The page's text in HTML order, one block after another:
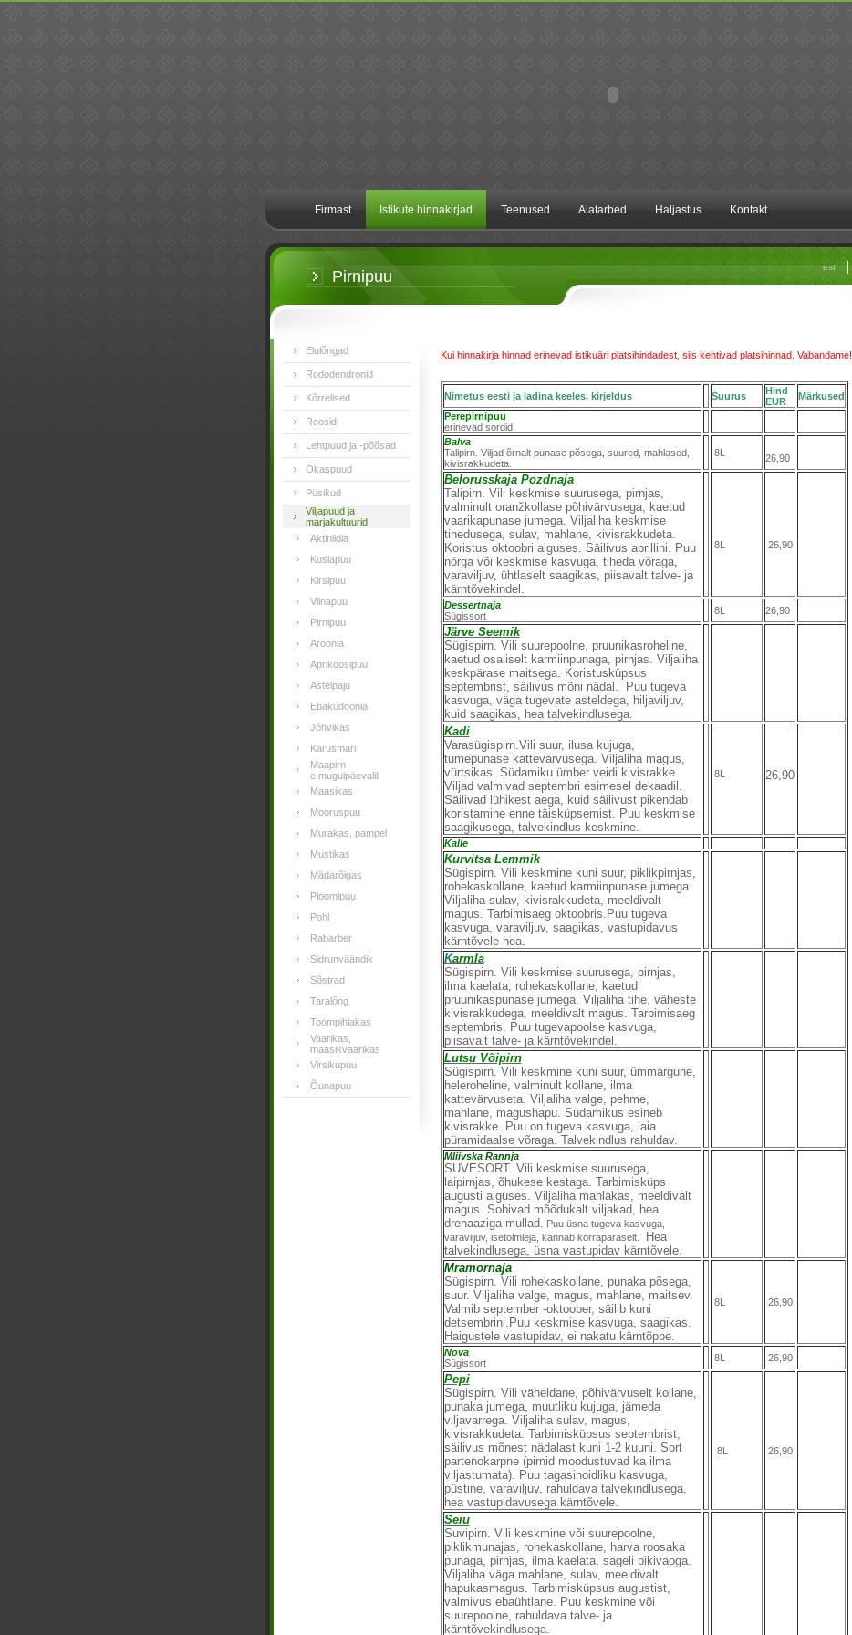
Firmast Istikute hinnakirjad Teenused Aiatarbed Haljastus Kontakt
Pirnipuu
est
Elulõngad
Rododendronid
Kõrrelised
Roosid
Lehtpuud ja -põõsad
Okaspuud
Püsikud
Viljapuud ja
marjakultuurid
Aktiniidia
Kuslapuu
Kirsipuu
Viinapuu
Pirnipuu
Aroonia
Aprikoosipuu
Astelpaju
Ebaküdoonia
Jõhvikas
Karusmari
Maapirn
e.mugulpäevalill
Maasikas
Mooruspuu
Murakas, pampel
Mustikas
Mädarõigas
Ploomipuu
Pohl
Rabarber
Sidrunväändik
Sõstrad
Taralõng
Toompihlakas
Vaarikas,
maasikvaarikas
Virsikupuu
Õunapuu
Kui hinnakirja hinnad erinevad istikuäri platsihindadest, siis kehtivad platsihinnad. Vabandame!
Nimetus eesti ja ladina keeles, kirjeldus Suurus
Hind
EUR
Märkused
Perepirnipuu
erinevad sordid
Balva
Talipirn. Viljad õrnalt punase põsega, suured, mahlased,
kivisrakkudeta.
8L 26,90
Belorusskaja Pozdnaja
Talipirn. Vili keskmise suurusega, pirnjas,
valminult oranžkollase põhivärvusega, kaetud
vaarikapunase jumega. Viljaliha keskmise
tihedusega, sulav, mahlane, kivisrakkudeta.
Koristus oktoobri alguses. Säilivus aprillini. Puu
nõrga või keskmise kasvuga, tiheda võraga,
varaviljuv, ühtlaselt saagikas, piisavalt talve- ja
kärntõvekindel.
8L 26,90
Dessertnaja
Sügissort
8L 26,90
Järve Seemik
Sügispirn. Vili suurepoolne, pruunikasroheline,
kaetud osaliselt karmiinpunaga, pirnjas. Viljaliha
keskpärase maitsega. Koristusküpsus
septembrist, säilivus mõni nädal. Puu tugeva
kasvuga, väga tugevate asteldega, hiljaviljuv,
kuid saagikas, hea talvekindlusega.
Kadi
Varasügispirn.Vili suur, ilusa kujuga,
tumepunase kattevärvusega. Viljaliha magus,
vürtsikas. Südamiku ümber veidi kivisrakke.
Viljad valmivad septembri esimesel dekaadil.
Säilivad lühikest aega, kuid säilivust pikendab
koristamine enne täisküpsemist. Puu keskmise
saagikusega, talvekindlus keskmine.
8L 26,90
Kalle
Kurvitsa Lemmik
Sügispirn. Vili keskmine kuni suur, piklikpirnjas,
rohekaskollane, kaetud karmiinpunase jumega.
Viljaliha sulav, kivisrakkudeta, meeldivalt
magus. Tarbimisaeg oktoobris.Puu tugeva
kasvuga, varaviljuv, saagikas, vastupidavus
kärntõvele hea.
Karmla
Sügispirn. Vili keskmise suurusega, pirnjas,
ilma kaelata, rohekaskollane, kaetud
pruunikaspunase jumega. Viljaliha tihe, väheste
kivisrakkudega, meeldivalt magus. Tarbimisaeg
septembris. Puu tugevapoolse kasvuga,
piisavalt talve- ja kärntõvekindel.
Lutsu Võipirn
Sügispirn. Vili keskmine kuni suur, ümmargune,
heleroheline, valminult kollane, ilma
kattevärvuseta. Viljaliha valge, pehme,
mahlane, magushapu. Südamikus esineb
kivisrakke. Puu on tugeva kasvuga, laia
püramidaalse võraga. Talvekindlus rahuldav.
Mliivska Rannja
SUVESORT. Vili keskmise suurusega,
laipirnjas, õhukese kestaga. Tarbimisküps
augusti alguses. Viljaliha mahlakas, meeldivalt
magus. Sobivad mõõdukalt viljakad, hea
drenaaziga mullad. Puu üsna tugeva kasvuga,
varaviljuv, isetolmleja, kannab korrapäraselt.
Hea
talvekindlusega, üsna vastupidav kärntõvele.
Mramornaja
Sügispirn. Vili rohekaskollane, punaka põsega,
suur. Viljaliha valge, magus, mahlane, maitsev.
Valmib september -oktoober, säilib kuni
detsembrini.Puu keskmise kasvuga, saagikas.
Haigustele vastupidav, ei nakatu kärntõppe.
8L 26,90
Nova
Sügissort
8L 26,90
Pepi
Sügispirn. Vili väheldane, põhivärvuselt kollane,
punaka jumega, muutliku kujuga, jämeda
viljavarrega. Viljaliha sulav, magus,
kivisrakkudeta. Tarbimisküpsus septembrist,
säilivus mõnest nädalast kuni 1-2 kuuni. Sort
partenokarpne (pirnid moodustuvad ka ilma
viljastumata). Puu tagasihoidliku kasvuga,
püstine, varaviljuv, rahuldava talvekindlusega,
hea vastupidavusega kärntõvele.
8L 26,90
Seiu
Suvipirn. Vili keskmine või suurepoolne,
piklikmunajas, rohekaskollane, harva roosaka
punaga, pirnjas, ilma kaelata, sageli pikivaoga.
Viljaliha väga mahlane, sulav, meeldivalt
hapukasmagus. Tarbimisküpsus augustist,
valmivus ebaühtlane. Puu keskmine või
suurepoolne, rahuldava talve- ja
kärntõvekindlusega.